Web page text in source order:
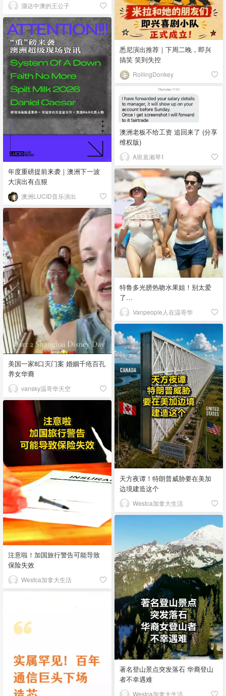
溜达中澳的王公子
悉尼演出推荐｜下周二晚，即兴
搞笑 笑到失控
RollingDonkey
年度重磅提前来袭｜澳洲下一波
大演出有点狠
澳洲LUCID音乐演出
澳洲老板不给工资 追回来了 (分享
维权版)
A班袁湘琴1
特鲁多光膀热吻水果姐！别太爱
了…
Vanpeople人在温哥华
美国一家8口灭门案 婚姻千疮百孔
养女华裔
vansky温哥华天空
天方夜谭！特朗普威胁要在美加
边境建造这个
Westca加拿大生活
注意啦！加国旅行警告可能导致
保险失效
Westca加拿大生活
著名登山景点突发落石 华裔登山
者不幸遇难
Westca加拿大生活